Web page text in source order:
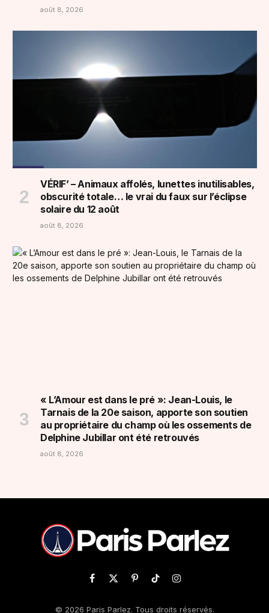
août 8, 2026
VÉRIF’ – Animaux affolés, lunettes inutilisables,
obscurité totale… le vrai du faux sur l’éclipse
solaire du 12 août
août 8, 2026
« L’Amour est dans le pré »: Jean-Louis, le
Tarnais de la 20e saison, apporte son soutien
au propriétaire du champ où les ossements de
Delphine Jubillar ont été retrouvés
août 8, 2026
Facebook
X
PinterestTikTokInstagram
© 2026 Paris Parlez. Tous droits réservés.